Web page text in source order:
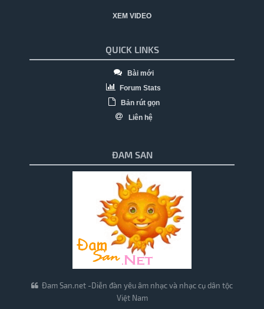
XEM VIDEO
QUICK LINKS
Bài mới
Forum Stats
Bản rút gọn
Liên hệ
ĐAM SAN
Đam San.net -Diễn đàn yêu âm nhạc và nhạc cụ dân tộc
Việt Nam